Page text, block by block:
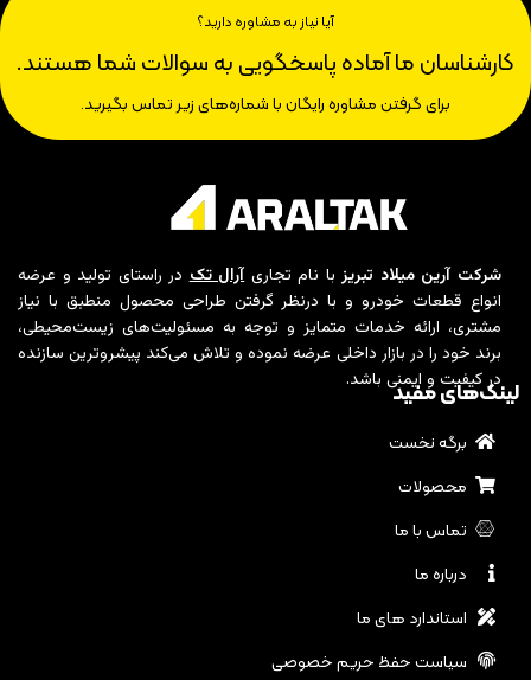
آیا نیاز به مشاوره دارید؟
کارشناسان ما آماده پاسخگویی به سوالات شما هستند.
برای گرفتن مشاوره رایگان با شماره‌های زیر تماس بگیرید.
شرکت آرین میلاد تبریزبا نام تجاریآرال تکدر راستای تولید و عرضه
انواع قطعات خودرو و با درنظر گرفتن طراحی محصول منطبق با نیاز
مشتری، ارائه خدمات متمایز و توجه به مسئولیت‌های زیست‌محیطی،
برند خود را در بازار داخلی عرضه نموده و تلاش می‌کند پیشروترین سازنده
در کیفیت و ایمنی باشد.
لینک‌های مفید
برگه نخست
محصولات
تماس با ما
درباره ما
استاندارد های ما
سیاست حفظ حریم خصوصی